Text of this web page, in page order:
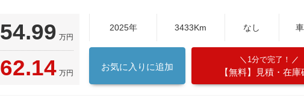
54.99 万円
62.14 万円
2025年 3433Km なし
お気に入りに追加
1分で完了！
【無料】見積・在庫